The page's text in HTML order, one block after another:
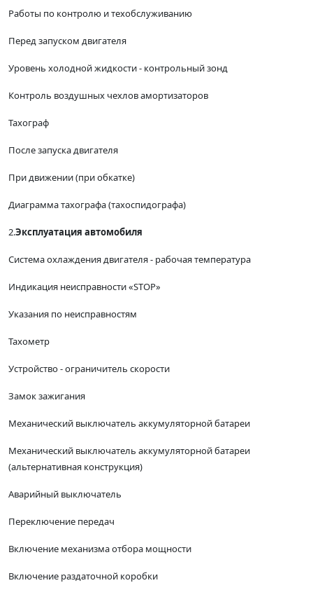
Работы по контролю и техобслуживанию
Перед запуском двигателя
Уровень холодной жидкости - контрольный зонд
Контроль воздушных чехлов амортизаторов
Тахограф
После запуска двигателя
При движении (при обкатке)
Диаграмма тахографа (тахоспидографа)
2.Эксплуатация автомобиля
Система охлаждения двигателя - рабочая температура
Индикация неисправности «STOP»
Указания по неисправностям
Тахометр
Устройство - ограничитель скорости
Замок зажигания
Механический выключатель аккумуляторной батареи
Механический выключатель аккумуляторной батареи
(альтернативная конструкция)
Аварийный выключатель
Переключение передач
Включение механизма отбора мощности
Включение раздаточной коробки